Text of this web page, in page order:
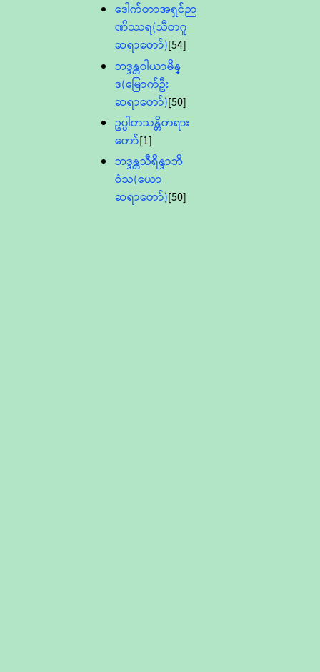
ဒေါက်တာအရှင်ဉာ
ဏိဿရ(သီတဂူ
ဆရာတော်)[54]
ဘဒ္ဒန္တဝါယာမိန္
ဒ(မြောက်ဦး
ဆရာတော်)[50]
ဥပ္ပါတသန္တိတရား
တော်[1]
ဘဒ္ဒန္တသီရိန္ဒာဘိ
ဝံသ(ယော
ဆရာတော်)[50]